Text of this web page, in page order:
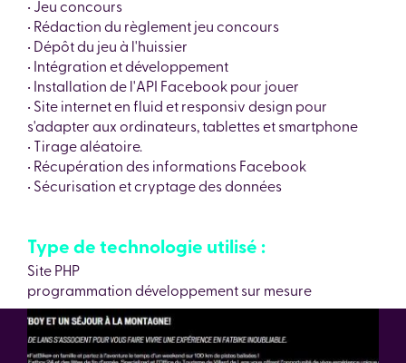
• Jeu concours
• Rédaction du règlement jeu concours
• Dépôt du jeu à l'huissier
• Intégration et développement
• Installation de l'API Facebook pour jouer
• Site internet en fluid et responsiv design pour
s'adapter aux ordinateurs, tablettes et smartphone
• Tirage aléatoire.
• Récupération des informations Facebook
• Sécurisation et cryptage des données
Type de technologie utilisé :
Site PHP
programmation développement sur mesure